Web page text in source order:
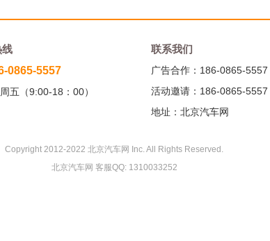
0865-5557
五（9:00-18：00）
联系我们
广告合作：186-0865-5557
活动邀请：186-0865-5557
地址：北京汽车网
Copyright 2012-2022 北京汽车网 Inc. All Rights Reserved.
北京汽车网 客服QQ: 1310033252